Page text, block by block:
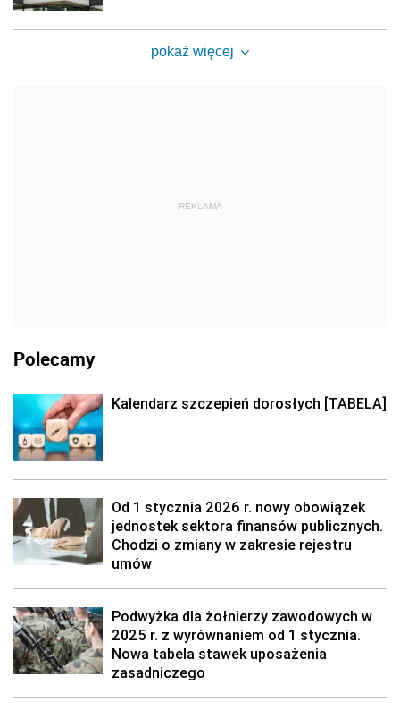
pokaż więcej
REKLAMA
Polecamy
Kalendarz szczepień dorosłych [TABELA]
Od 1 stycznia 2026 r. nowy obowiązek
jednostek sektora finansów publicznych.
Chodzi o zmiany w zakresie rejestru
umów
Podwyżka dla żołnierzy zawodowych w
2025 r. z wyrównaniem od 1 stycznia.
Nowa tabela stawek uposażenia
zasadniczego